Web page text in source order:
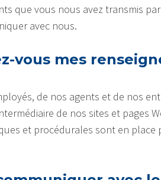
que vous nous avez transmis
avec nous.
vous mes
de nos agents et de nos
de nos sites et pages
et procédurales sont en place